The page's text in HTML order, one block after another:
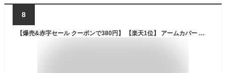
8
【爆売&赤字セール クーポンで380円】 【楽天1位】 アームカバー 冷感 UVカット率99％ メンズ レディース uv 吸汗速乾 袖カバー ひんやり クール アームウォーマー カバー フィット感 接触冷感 伸縮性 通気性 涼しい 腕カバー スポーツ フリーサイズ 日焼け対策 ギフト